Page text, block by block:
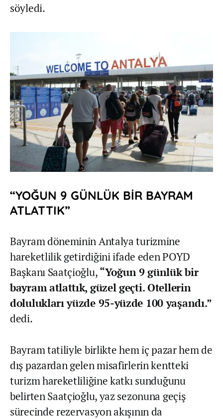
söyledi.
“YOĞUN 9 GÜNLÜK BİR BAYRAM
ATLATTIK”
Bayram döneminin Antalya turizmine
hareketlilik getirdiğini ifade eden POYD
Başkanı Saatçioğlu,“Yoğun 9 günlük bir
bayram atlattık, güzel geçti. Otellerin
dolulukları yüzde 95-yüzde 100 yaşandı.”
dedi.
Bayram tatiliyle birlikte hem iç pazar hem de
dış pazardan gelen misafirlerin kentteki
turizm hareketliliğine katkı sunduğunu
belirten Saatçioğlu, yaz sezonuna geçiş
sürecinde rezervasyon akışının da